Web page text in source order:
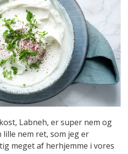
Labneh, er super nem og
lille nem ret, som jeg er
meget af herhjemme i vores